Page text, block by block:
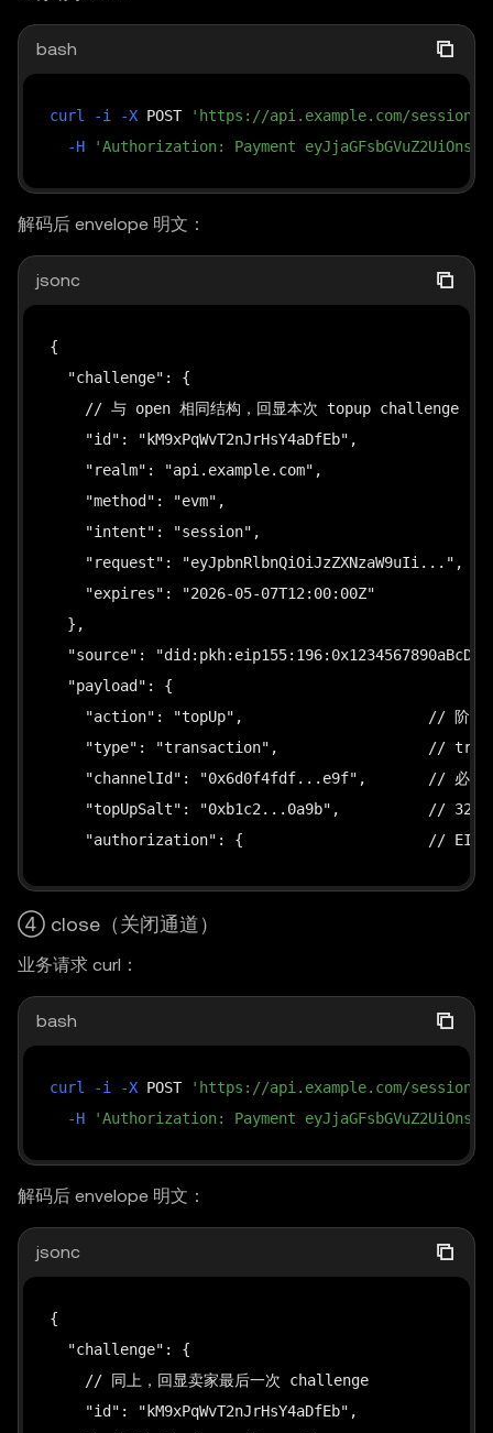
bash
curl -i -X POST
'https://api.example.com/session/
-H
'Authorization: Payment
解码后 envelope 明文：
jsonc
{
  "challenge": {
    // 与 open 相同结构，回显本次 topup challenge
    "id": "kM9xPqWvT2nJrHsY4aDfEb",
    "realm": "api.example.com",
    "method": "evm",
    "intent": "session",
    "request": "eyJpbnRlbnQiOiJzZXNzaW9uIi...",
    "expires": "2026-05-07T12:00:00Z"
  },
"source":
  "payload": {
"action": "topUp",                     // 阶段
"type": "transaction",                 //
"channelId": "0x6d0f4fdf...e9f",       // 必须
"topUpSalt": "0xb1c2...0a9b",          // 32-
"authorization": {                     // EIP-
"to": "0xff00...0001",               //
"value": "50000",                    // =
      "validAfter": "0",
"validBefore": "1746619500",         // 签名
"nonce": "0xc3d4...9001"              // 上面
    },
"signature": "0xfeed...001b",          // 上面
"additionalDeposit": "50000"            // 本
}
④ close（关闭通道）
业务请求 curl：
bash
curl -i -X POST
'https://api.example.com/session/
-H
'Authorization: Payment
解码后 envelope 明文：
jsonc
{
  "challenge": {
    // 同上，回显卖家最后一次 challenge
    "id": "kM9xPqWvT2nJrHsY4aDfEb",